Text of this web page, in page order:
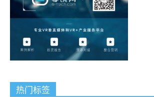
热门标签